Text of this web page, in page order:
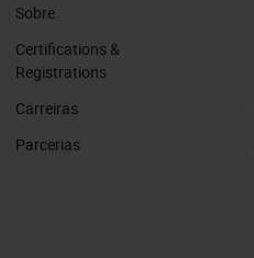
Sobre
Certifications &
Registrations
Carreiras
Parcerias